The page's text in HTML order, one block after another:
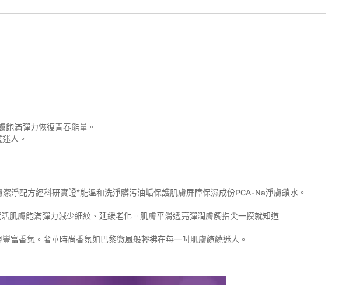
飽滿彈力恢復青春能量。
人。
淨配方經科研實證*能溫和洗淨髒污油垢保護肌膚屏障保濕成份PCA-Na淨膚鎖水。
肌膚飽滿彈力減少細紋、延緩老化。肌膚平滑透亮彈潤膚觸指尖一摸就知道
富香氣。奢華時尚香氛如巴黎微風般輕拂在每一吋肌膚繚繞迷人。